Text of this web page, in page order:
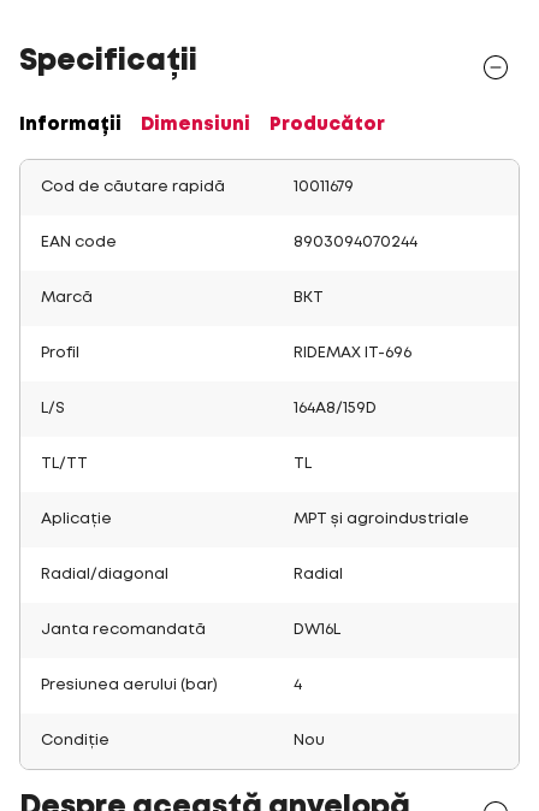
Specificații
Informații Dimensiuni Producător
Cod de căutare rapidă 10011679
EAN code 8903094070244
Marcă BKT
Profil RIDEMAX IT-696
L/S 164A8/159D
TL/TT
Aplicație MPT și agroindustriale
Radial/diagonal Radial
Janta recomandată DW16L
Presiunea aerului (bar) 4
Condiție Nou